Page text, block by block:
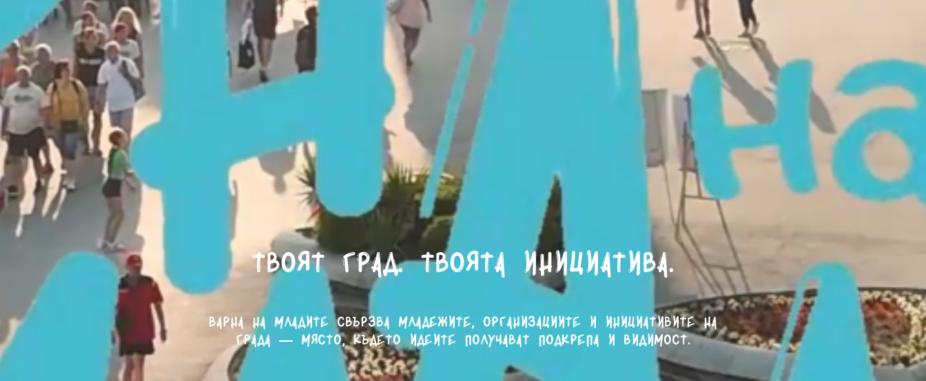
Твоят град. Твоята инициатива.
Варна на младите свързва младежите, организациите и инициативите на
града — място, където идеите получават подкрепа и видимост.